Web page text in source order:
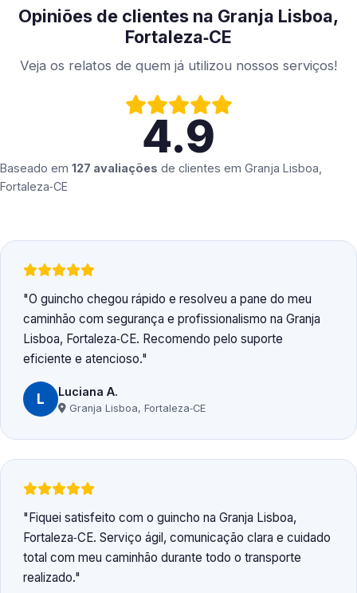
Opiniões de clientes na Granja Lisboa,
Fortaleza‑CE
Veja os relatos de quem já utilizou nossos serviços!
4.9
Baseado em 127 avaliações de clientes em Granja Lisboa,
Fortaleza‑CE
O guincho chegou rápido e resolveu a pane do meu
caminhão com segurança e profissionalismo na Granja
Lisboa, Fortaleza‑CE. Recomendo pelo suporte
eficiente e atencioso.
L Luciana A.
Granja Lisboa, Fortaleza‑CE
Fiquei satisfeito com o guincho na Granja Lisboa,
Fortaleza‑CE. Serviço ágil, comunicação clara e cuidado
total com meu caminhão durante todo o transporte
realizado.